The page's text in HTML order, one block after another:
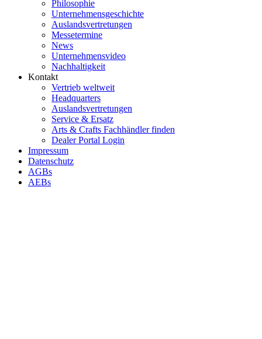
Philosophie
Unternehmensgeschichte
Auslandsvertretungen
Messetermine
News
Unternehmensvideo
Nachhaltigkeit
Kontakt
Vertrieb weltweit
Headquarters
Auslandsvertretungen
Service & Ersatz
Arts & Crafts Fachhändler finden
Dealer Portal Login
Impressum
Datenschutz
AGBs
AEBs